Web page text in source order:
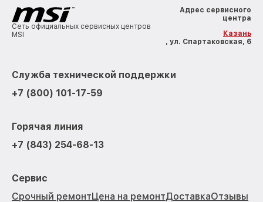
Сеть официальных сервисных центров
MSI
Адрес сервисного
центра
Казань
, ул. Спартаковская, 6
Служба технической поддержки
+7 (800) 101-17-59
Горячая линия
+7 (843) 254-68-13
Сервис
Срочный ремонтЦена на ремонтДоставкаОтзывы